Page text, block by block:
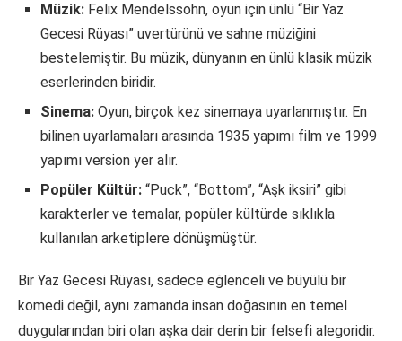
Müzik: Felix Mendelssohn, oyun için ünlü “Bir Yaz
Gecesi Rüyası” uvertürünü ve sahne müziğini
bestelemiştir. Bu müzik, dünyanın en ünlü klasik müzik
eserlerinden biridir.
Sinema: Oyun, birçok kez sinemaya uyarlanmıştır. En
bilinen uyarlamaları arasında 1935 yapımı film ve 1999
yapımı version yer alır.
Popüler Kültür: “Puck”, “Bottom”, “Aşk iksiri” gibi
karakterler ve temalar, popüler kültürde sıklıkla
kullanılan arketiplere dönüşmüştür.
Bir Yaz Gecesi Rüyası, sadece eğlenceli ve büyülü bir
komedi değil, aynı zamanda insan doğasının en temel
duygularından biri olan aşka dair derin bir felsefi alegoridir.